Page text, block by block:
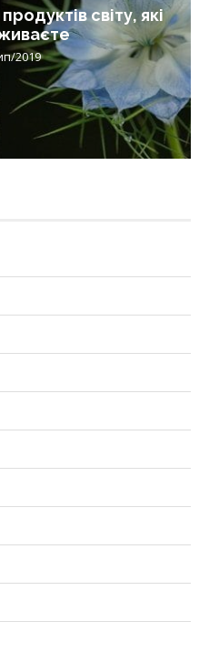
світу, які
2019